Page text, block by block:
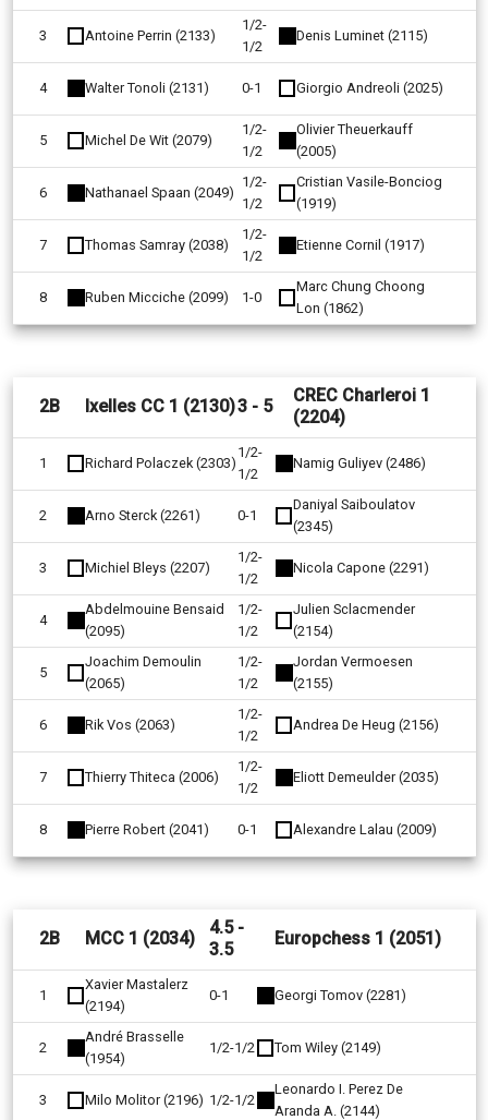
3 Antoine Perrin (2133)
1/2-
1/2
Denis Luminet (2115)
4 Walter Tonoli (2131) 0-1 Giorgio Andreoli (2025)
5 Michel De Wit (2079)
1/2-
1/2
Olivier Theuerkauff
(2005)
6 Nathanael Spaan (2049)
1/2-
1/2
Cristian Vasile-Bonciog
(1919)
7 Thomas Samray (2038)
1/2-
1/2
Etienne Cornil (1917)
8 Ruben Micciche (2099) 1-0
Marc Chung Choong
Lon (1862)
2B Ixelles CC 1 (2130)3 - 5
CREC Charleroi 1
(2204)
1 Richard Polaczek (2303)
1/2-
1/2
Namig Guliyev (2486)
2 Arno Sterck (2261) 0-1
Daniyal Saiboulatov
(2345)
3 Michiel Bleys (2207)
1/2-
1/2
Nicola Capone (2291)
4
Abdelmouine Bensaid
(2095)
1/2-
1/2
Julien Sclacmender
(2154)
5
Joachim Demoulin
(2065)
1/2-
1/2
Jordan Vermoesen
(2155)
6 Rik Vos (2063)
1/2-
1/2
Andrea De Heug (2156)
7 Thierry Thiteca (2006)
1/2-
1/2
Eliott Demeulder (2035)
8 Pierre Robert (2041) 0-1 Alexandre Lalau (2009)
2B MCC 1 (2034)
4.5 -
3.5
Europchess 1 (2051)
1
Xavier Mastalerz
(2194)
0-1 Georgi Tomov (2281)
2
André Brasselle
(1954)
1/2-1/2 Tom Wiley (2149)
3 Milo Molitor (2196) 1/2-1/2
Leonardo I. Perez De
Aranda A. (2144)